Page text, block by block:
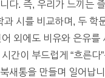
다. 즉, 우리가 느끼는
과 시를 비교하며, 두 학
외에도 비유와 은유를
간이 부드럽게 “흐른다
새통을 만들며 일어납니